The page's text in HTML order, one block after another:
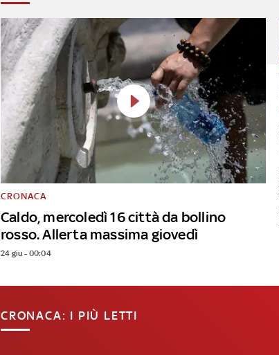
Caldo, mercoledì 16 città da bollino
rosso. Allerta massima giovedì
CRONACA
24 giu - 00:04
CRONACA: I PIÙ LETTI